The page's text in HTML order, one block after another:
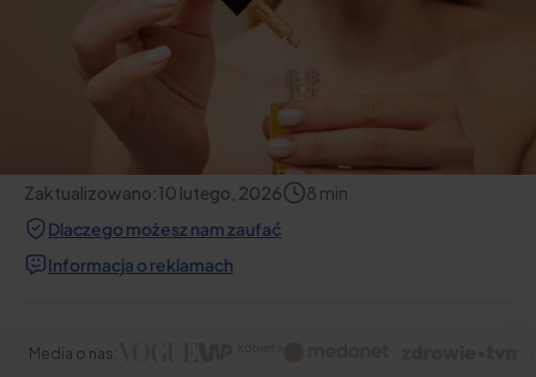
Zaktualizowano:10 lutego, 2026 8 min
Dlaczego możesz nam zaufać
Informacja o reklamach
Media o nas: